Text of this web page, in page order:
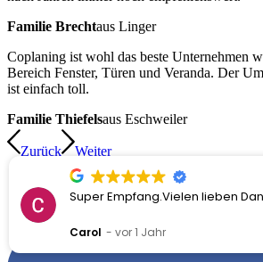
Familie Brechtaus Linger
Coplaning ist wohl das beste Unternehmen
Bereich Fenster, Türen und Veranda. Der
ist einfach toll.
Familie Thiefelsaus Eschweiler
Zurück Weiter
Super Empfang.Vielen lieben
Carol vor 1 Jahr